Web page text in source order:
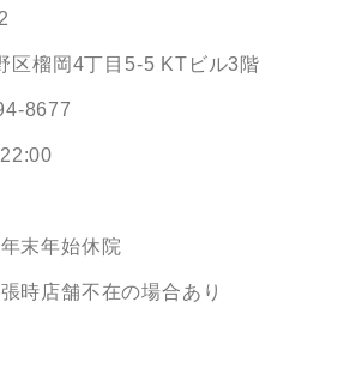
区榴岡4丁目5-5 KTビル3階
8677
末年始休院
時店舗不在の場合あり